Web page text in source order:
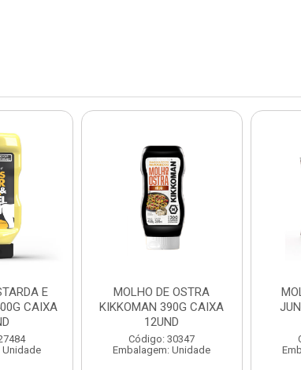
E
CAIXA
Unidade
MOLHO DE OSTRA
KIKKOMAN 390G CAIXA
12UND
Código: 30347
Embalagem: Unidade